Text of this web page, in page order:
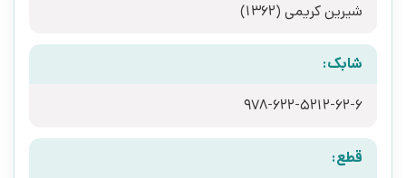
شیرین کریمی (1362)
شابک:
قطع: